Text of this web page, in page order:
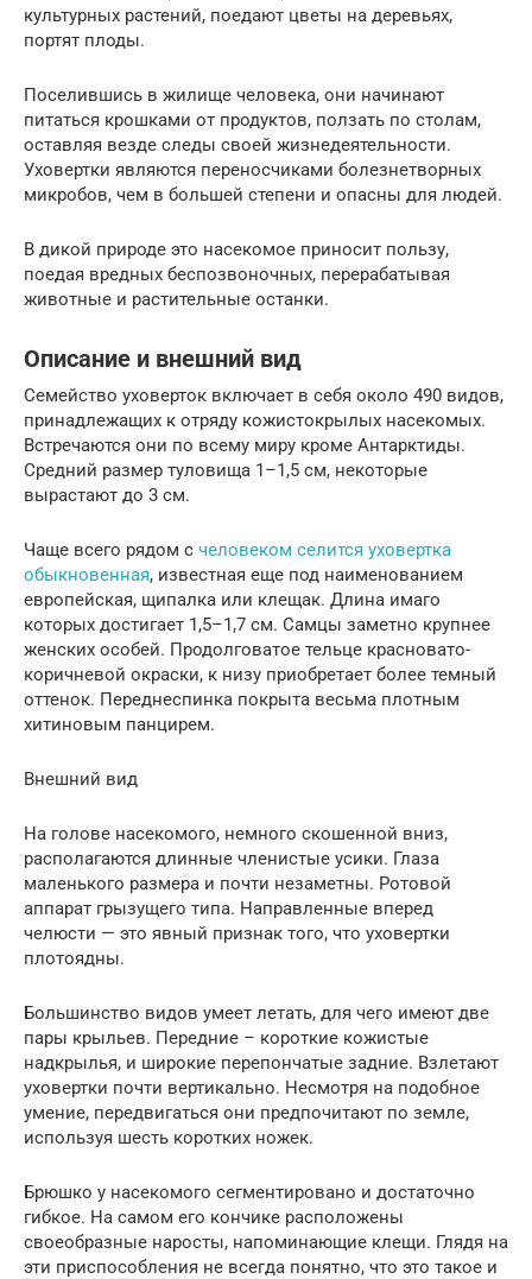
культурных растений, поедают цветы на деревьях,
портят плоды.
Поселившись в жилище человека, они начинают
питаться крошками от продуктов, ползать по столам,
оставляя везде следы своей жизнедеятельности.
Уховертки являются переносчиками болезнетворных
микробов, чем в большей степени и опасны для людей.
В дикой природе это насекомое приносит пользу,
поедая вредных беспозвоночных, перерабатывая
животные и растительные останки.
Описание и внешний вид
Семейство уховерток включает в себя около 490 видов,
принадлежащих к отряду кожистокрылых насекомых.
Встречаются они по всему миру кроме Антарктиды.
Средний размер туловища 1–1,5 см, некоторые
вырастают до 3 см.
Чаще всего рядом с человеком селится уховертка
обыкновенная, известная еще под наименованием
европейская, щипалка или клещак. Длина имаго
которых достигает 1,5–1,7 см. Самцы заметно крупнее
женских особей. Продолговатое тельце красновато-
коричневой окраски, к низу приобретает более темный
оттенок. Переднеспинка покрыта весьма плотным
хитиновым панцирем.
Внешний вид
На голове насекомого, немного скошенной вниз,
располагаются длинные членистые усики. Глаза
маленького размера и почти незаметны. Ротовой
аппарат грызущего типа. Направленные вперед
челюсти — это явный признак того, что уховертки
плотоядны.
Большинство видов умеет летать, для чего имеют две
пары крыльев. Передние – короткие кожистые
надкрылья, и широкие перепончатые задние. Взлетают
уховертки почти вертикально. Несмотря на подобное
умение, передвигаться они предпочитают по земле,
используя шесть коротких ножек.
Брюшко у насекомого сегментировано и достаточно
гибкое. На самом его кончике расположены
своеобразные наросты, напоминающие клещи. Глядя на
эти приспособления не всегда понятно, что это такое и